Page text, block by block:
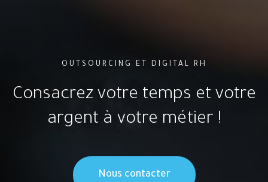
OUTSOURCING ET DIGITAL RH
Consacrez votre temps et votre
argent à votre métier !
Nous contacter